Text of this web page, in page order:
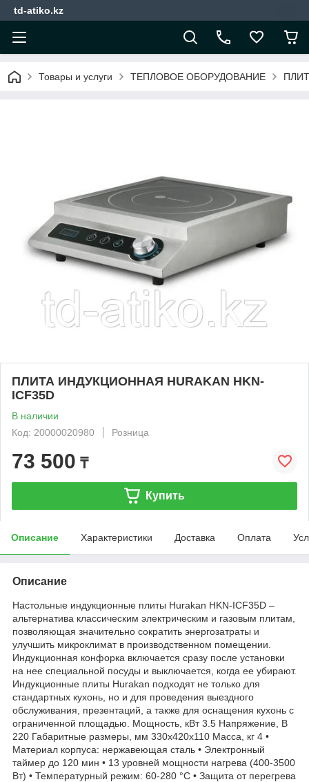
td-atiko.kz
Товары и услуги ТЕПЛОВОЕ ОБОРУДОВАНИЕ
ПЛИТА ИНДУКЦИОННАЯ HURAKAN HKN-
ICF35D
В наличии
Код: 20000020980
Розница
73 500 ₸
Купить
Описание Характеристики Доставка Оплата
Описание
Настольные индукционные плиты Hurakan HKN-ICF35D –
альтернатива классическим электрическим и газовым плитам,
позволяющая значительно сократить энергозатраты и
улучшить микроклимат в производственном помещении.
Индукционная конфорка включается сразу после установки
на нее специальной посуды и выключается, когда ее убирают.
Индукционные плиты Hurakan подходят не только для
стандартных кухонь, но и для проведения выездного
обслуживания, презентаций, а также для оснащения кухонь с
ограниченной площадью. Мощность, кВт 3.5 Напряжение, В
220 Габаритные размеры, мм 330x420x110 Масса, кг 4 •
Материал корпуса: нержавеющая сталь • Электронный
таймер до 120 мин • 13 уровней мощности нагрева (400-3500
Вт) • Температурный режим: 60-280 °С • Защита от перегрева